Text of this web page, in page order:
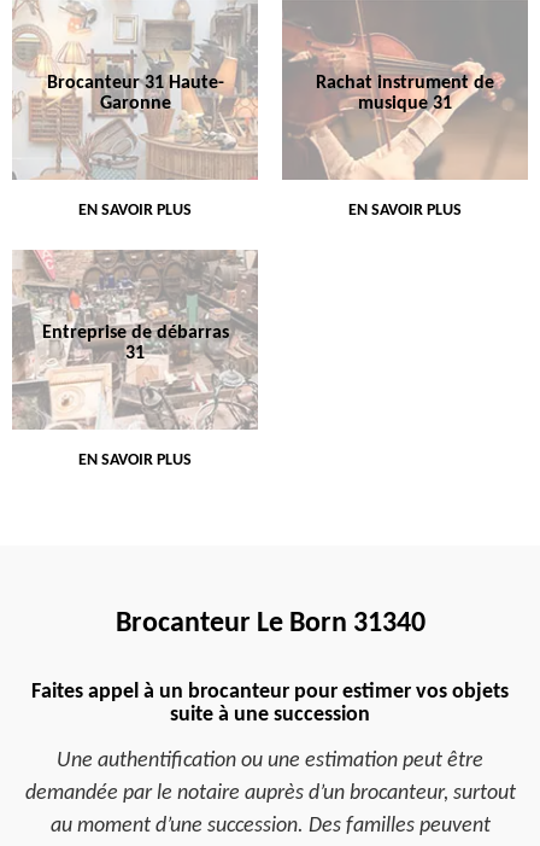
Brocanteur 31 Haute-
Garonne
EN SAVOIR PLUS
Rachat instrument de
musique 31
EN SAVOIR PLUS
Entreprise de débarras
31
EN SAVOIR PLUS
Brocanteur Le Born 31340
Faites appel à un brocanteur pour estimer vos objets
suite à une succession
Une authentification ou une estimation peut être
demandée par le notaire auprès d’un brocanteur, surtout
au moment d’une succession. Des familles peuvent